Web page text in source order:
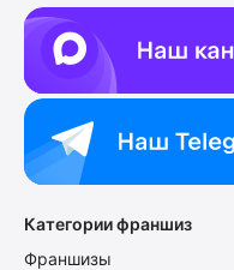
Категории франшиз
Франшизы